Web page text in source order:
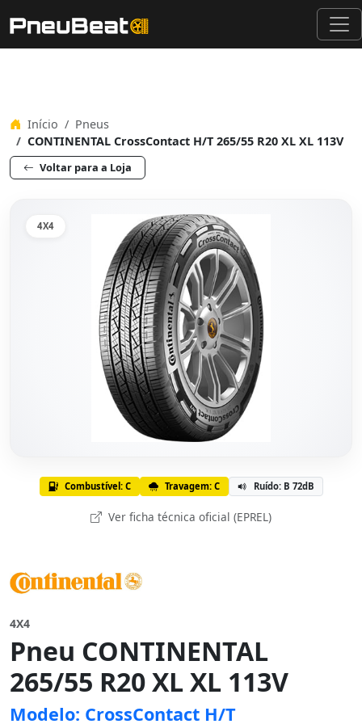
Início
Pneus
CONTINENTAL CrossContact H/T 265/55 R20 XL XL 113V
Voltar para a Loja
4X4
Combustível: C Travagem: C Ruído: B 72dB
Ver ficha técnica oficial (EPREL)
4X4
Pneu CONTINENTAL
265/55 R20 XL XL 113V
Modelo: CrossContact H/T